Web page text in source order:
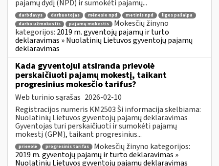
pajamų dydį (NPD) ir sumokėti pajamų...
darbdavys darbuotojas mėnesio npd metinis npd
ligos pašalpa
darbo užmokestis
pajamų mokestis
Mokesčių žinyno
kategorijos: 2019 m. gyventojų pajamų ir turto
deklaravimas » Nuolatinių Lietuvos gyventojų pajamų
deklaravimas
Kada gyventojui atsiranda prievolė
perskaičiuoti pajamų mokestį, taikant
progresinius mokesčio tarifus?
Web turinio sąrašas 2026-02-10
Registracijos numeris KM2503 Ši informacija skelbiama:
Nuolatinių Lietuvos gyventojų pajamų deklaravimas
Gyventojas turi perskaičiuoti ir sumokėti pajamų
mokestį (GPM), taikant progresinius...
prievolė progresinis tarifas
Mokesčių žinyno kategorijos:
2019 m. gyventojų pajamų ir turto deklaravimas »
Nuolatinių Lietuvos gyventojų pajamų deklaravimas